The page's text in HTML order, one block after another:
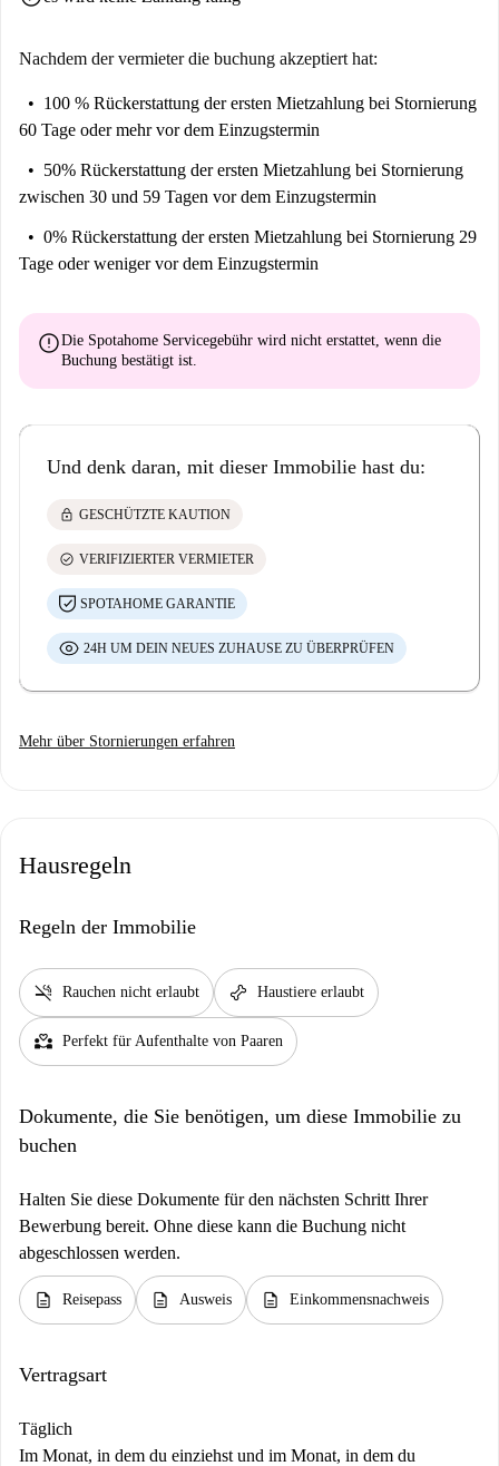
Nachdem der vermieter die buchung akzeptiert hat:
100 % Rückerstattung der ersten Mietzahlung bei Stornierung
60 Tage oder mehr vor dem Einzugstermin
50% Rückerstattung der ersten Mietzahlung bei Stornierung
zwischen 30 und 59 Tagen vor dem Einzugstermin
0% Rückerstattung der ersten Mietzahlung bei Stornierung 29
Tage oder weniger vor dem Einzugstermin
errorDie Spotahome Servicegebühr wird nicht erstattet, wenn die
Buchung bestätigt ist.
Und denk daran, mit dieser Immobilie hast du:
lock GESCHÜTZTE KAUTION
check_circle VERIFIZIERTER VERMIETER
SPOTAHOME GARANTIE
24H UM DEIN NEUES ZUHAUSE ZU ÜBERPRÜFEN
Mehr über Stornierungen erfahren
Hausregeln
Regeln der Immobilie
smoke_free Rauchen nicht erlaubt pet_supplies Haustiere erlaubt
partner_heart Perfekt für Aufenthalte von Paaren
Dokumente, die Sie benötigen, um diese Immobilie zu
buchen
Halten Sie diese Dokumente für den nächsten Schritt Ihrer
Bewerbung bereit. Ohne diese kann die Buchung nicht
abgeschlossen werden.
description Reisepass description Ausweis description Einkommensnachweis
Vertragsart
Täglich
Im Monat, in dem du einziehst und im Monat, in dem du